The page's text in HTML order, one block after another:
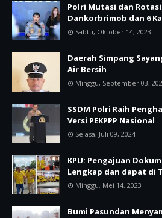
Polri Mutasi dan
Dankorbrimob dan 6
Sabtu, Oktober 14, 2023
Daerah Simpang
Air Bersih
Minggu, September 03,
SSDM Polri Raih
Versi PEKPPP Nasional
Selasa, Juli 09, 2024
KPU: Pengajuan
Lengkap dan dapat di
Minggu, Mei 14, 2023
Bumi Pasundan